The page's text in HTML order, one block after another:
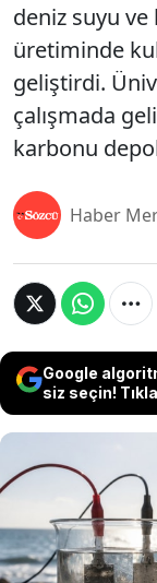
deniz suyu
üretiminde
geliştirdi.
çalışmada
karbonu
Haber
Google
siz seçin!
yapan
ve